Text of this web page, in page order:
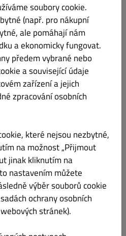
souhlas a zastavit tak
souhlasu. Odvolání nemá
uděleném před odvoláním
jakož i
proti určitým operacím
údajů porušuje ONOOÚ (právo
2022_cz
soubory cookie.
(např. pro nákupní
ale pomáhají nám
a ekonomicky fungovat.
předem vybrané nebo
a související údaje
zařízení a jejich
zpracování osobních
které nejsou nezbytné,
na možnost „Přijmout
jinak kliknutím na
nastavením můžete
výběr souborů cookie
ochrany osobních
stránek).